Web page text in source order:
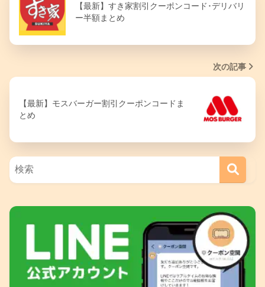
【最新】すき家割引クーポンコード･デリバリ
ー半額まとめ
次の記事
【最新】モスバーガー割引クーポンコードま
とめ